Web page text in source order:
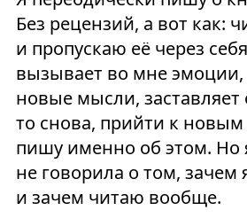
Без рецензий, а вот как:
и пропускаю её через
вызывает во мне
новые мысли, заставляет
то снова, прийти к
пишу именно об этом. Но
не говорила о том,
и зачем читаю вообще.